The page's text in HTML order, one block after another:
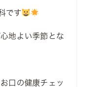
です
地よい季節とな
口の健康チェッ